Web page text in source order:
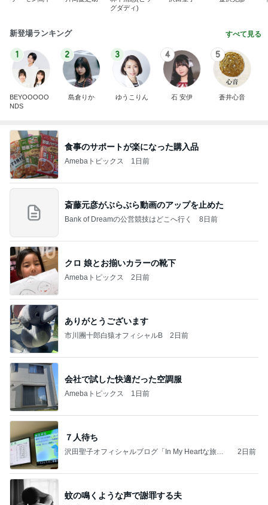
グダディ)
新登場ランキング すべて見る
1
BEYOOOOO
NDS
2
島倉りか
3
ゆうこりん
4
石 安伊
5
蒼井心音
食事のサポートが楽になった購入品
Amebaトピックス 1日前
斎藤元彦がぶらぶら動画のアップを止めた
Bank of Dreamの公営競技はどこへ行く 8日前
クロ 娘とお揃いカラーの靴下
Amebaトピックス 2日前
ありがとうございます
市川團十郎白猿オフィシャルB 2日前
会社で試した快適だった空調服
Amebaトピックス 1日前
７人待ち
沢田聖子オフィシャルブログ「In My Heartな旅日
2日前
蚊の鳴くような声で謝罪する夫